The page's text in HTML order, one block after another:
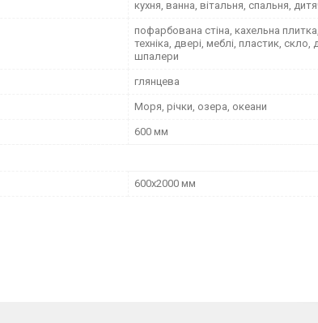
кухня, ванна, вітальня, спальня,
пофарбована стіна, кахельна
техніка, двері, меблі, пластик,
шпалери
глянцева
Моря, річки, озера, океани
600 мм
600х2000 мм